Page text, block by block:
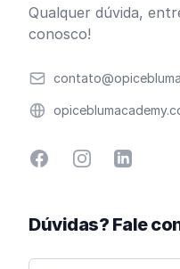
Qualquer dúvida,
conosco!
Email
Website
FacebookInstagramLinkedin
Dúvidas? Fale